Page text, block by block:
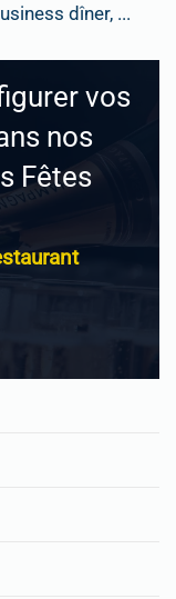
dîner, ...
vos
nos
Fêtes